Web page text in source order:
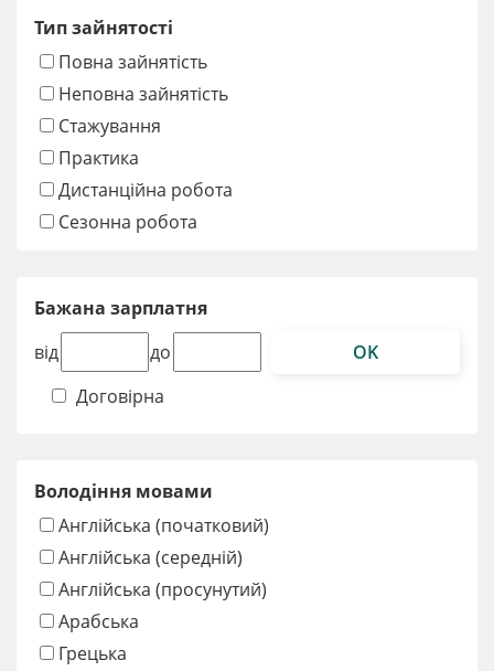
Тип зайнятості
Повна зайнятість
Неповна зайнятість
Стажування
Практика
Дистанційна робота
Сезонна робота
Бажана зарплатня
від
до
OK
Договірна
Володіння мовами
Англійська (початковий)
Англійська (середній)
Англійська (просунутий)
Арабська
Грецька